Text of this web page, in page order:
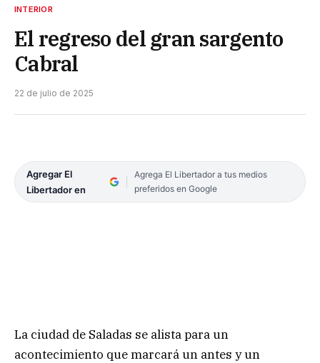
INTERIOR
El regreso del gran sargento
Cabral
22 de julio de 2025
Agregar El
Libertador en
Agrega El Libertador a tus medios
preferidos en Google
La ciudad de Saladas se alista para un
acontecimiento que marcará un antes y un